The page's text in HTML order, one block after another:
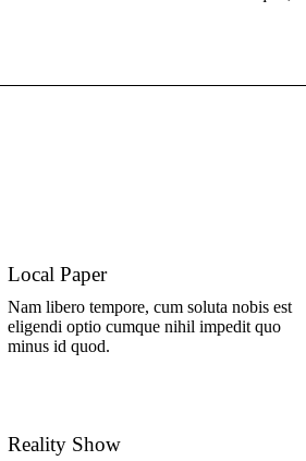
Local Paper
Nam libero tempore, cum soluta nobis est
eligendi optio cumque nihil impedit quo
minus id quod.
Reality Show